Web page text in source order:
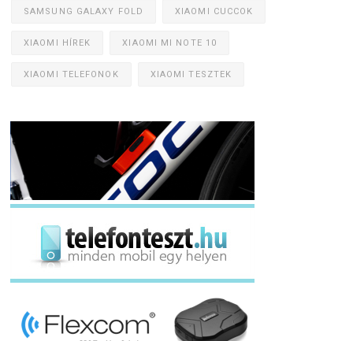
SAMSUNG GALAXY FOLD XIAOMI CUCCOK
XIAOMI HÍREK XIAOMI MI NOTE 10
XIAOMI TELEFONOK XIAOMI TESZTEK